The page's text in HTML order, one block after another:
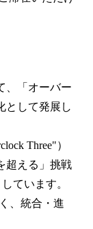
、「オーバー
として発展し
Three"）
超える」挑戦
ています。
、統合・進